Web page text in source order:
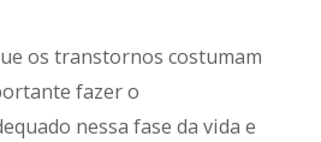
os transtornos costumam
fazer o
nessa fase da vida e